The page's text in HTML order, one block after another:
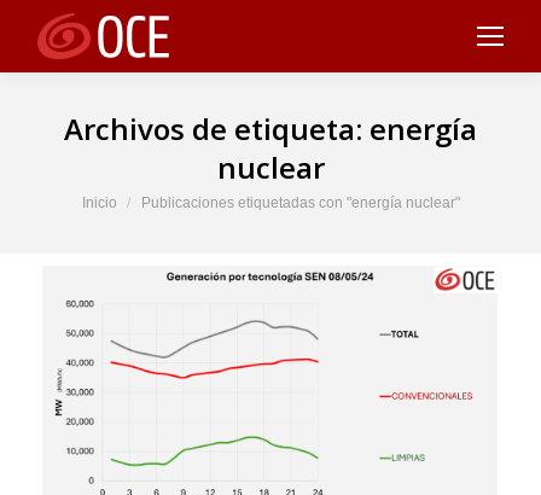
Archivos de etiqueta: energía
nuclear
Estás aquí:
Inicio Publicaciones etiquetadas con "energía nuclear"